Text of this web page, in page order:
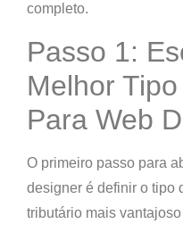
completo.
Passo 1:
Melhor
Para Web
O primeiro passo para
designer é definir o tipo
tributário mais